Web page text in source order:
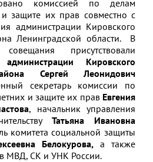
комиссией по делам
защите их прав совместно с
администрации Кировского
Ленинградской области. В
присутствовали
Кировского
Сергей Леонидович
секретарь комиссии по
и защите их прав Евгения
, начальник управления
Татьяна Ивановна
комитета социальной защиты
Белокурова, а также
МВД, СК и УНК России.